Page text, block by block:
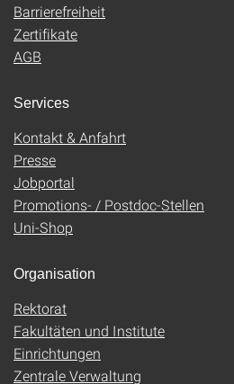
Barrierefreiheit
Zertifikate
AGB
Services
Kontakt & Anfahrt
Presse
Jobportal
Promotions- / Postdoc-Stellen
Uni-Shop
Organisation
Rektorat
Fakultäten und Institute
Einrichtungen
Zentrale Verwaltung